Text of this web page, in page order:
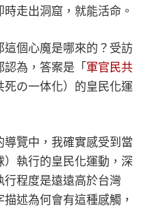
走出洞窟，就能活命。
個心魔是哪來的？受訪
為，答案是「 軍官民共
死の一体化）的皇民化運
覽中，我確實感受到當
）執行的皇民化運動，深
程度是遠遠高於台灣
述為何會有這種感觸，